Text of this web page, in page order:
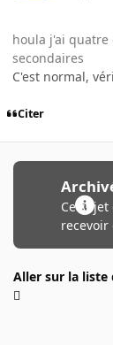
houla j'ai
secondaires
C'est normal,
Citer
Ce
recevoir
Aller sur la liste